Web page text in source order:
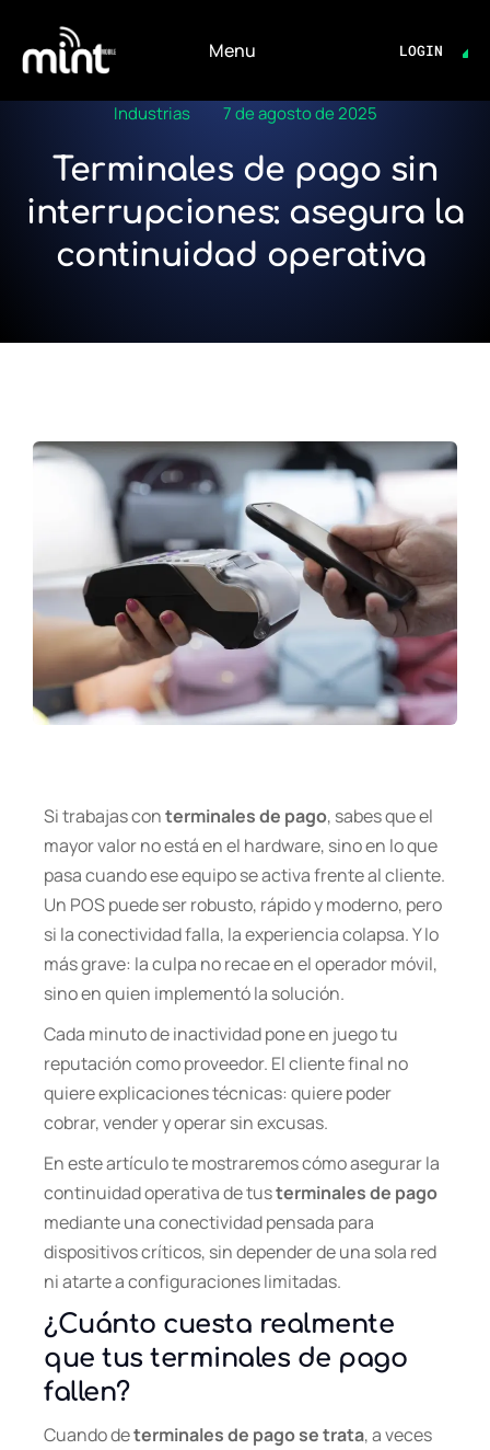
Menu LOGIN
Industrias 7 de agosto de 2025
Terminales de pago sin
interrupciones: asegura la
continuidad operativa
Si trabajas conterminales de pago, sabes que el
mayor valor no está en el hardware, sino en lo que
pasa cuando ese equipo se activa frente al cliente.
Un POS puede ser robusto, rápido y moderno, pero
si la conectividad falla, la experiencia colapsa. Y lo
más grave: la culpa no recae en el operador móvil,
sino en quien implementó la solución.
Cada minuto de inactividad pone en juego tu
reputación como proveedor. El cliente final no
quiere explicaciones técnicas: quiere poder
cobrar, vender y operar sin excusas.
En este artículo te mostraremos cómo asegurar la
continuidad operativa de tusterminales de pago
mediante una conectividad pensada para
dispositivos críticos, sin depender de una sola red
ni atarte a configuraciones limitadas.
¿Cuánto cuesta realmente
que tus terminales de pago
fallen?
Cuando determinales de pagose trata, a veces